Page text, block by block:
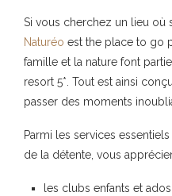
Si vous cherchez un lieu où
Naturéo est the place to go
famille et la nature font
resort 5*. Tout est ainsi
passer des moments
Parmi les services
de la détente, vous
les clubs enfants et